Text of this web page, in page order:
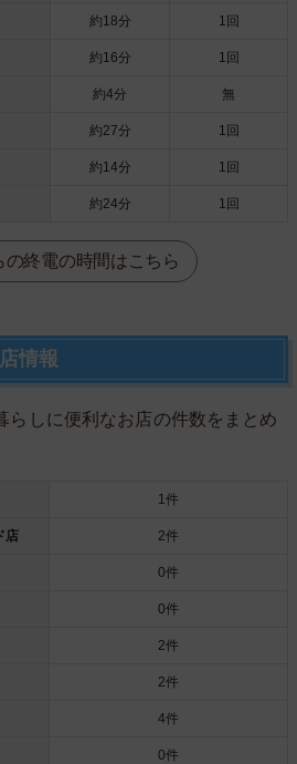
約18分 1回
約16分 1回
約4分 無
約27分 1回
約14分 1回
約24分 1回
の終電の時間はこちら
情報
らしに便利なお店の件数をまとめ
1件
店 2件
0件
0件
2件
2件
4件
0件